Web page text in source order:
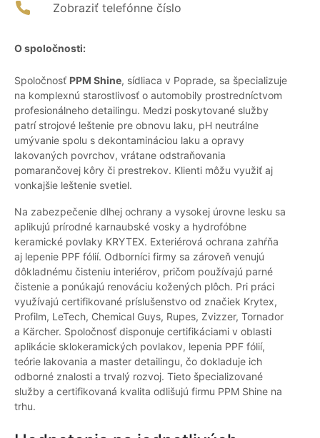
Zobraziť telefónne číslo
O spoločnosti:
Spoločnosť PPM Shine, sídliaca v Poprade, sa špecializuje
na komplexnú starostlivosť o automobily prostredníctvom
profesionálneho detailingu. Medzi poskytované služby
patrí strojové leštenie pre obnovu laku, pH neutrálne
umývanie spolu s dekontamináciou laku a opravy
lakovaných povrchov, vrátane odstraňovania
pomarančovej kôry či prestrekov. Klienti môžu využiť aj
vonkajšie leštenie svetiel.
Na zabezpečenie dlhej ochrany a vysokej úrovne lesku sa
aplikujú prírodné karnaubské vosky a hydrofóbne
keramické povlaky KRYTEX. Exteriérová ochrana zahŕňa
aj lepenie PPF fólií. Odborníci firmy sa zároveň venujú
dôkladnému čisteniu interiérov, pričom používajú parné
čistenie a ponúkajú renováciu kožených plôch. Pri práci
využívajú certifikované príslušenstvo od značiek Krytex,
Profilm, LeTech, Chemical Guys, Rupes, Zvizzer, Tornador
a Kärcher. Spoločnosť disponuje certifikáciami v oblasti
aplikácie sklokeramických povlakov, lepenia PPF fólií,
teórie lakovania a master detailingu, čo dokladuje ich
odborné znalosti a trvalý rozvoj. Tieto špecializované
služby a certifikovaná kvalita odlišujú firmu PPM Shine na
trhu.